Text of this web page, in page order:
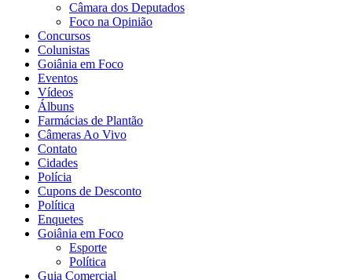
Câmara dos Deputados
Foco na Opinião
Concursos
Colunistas
Goiânia em Foco
Eventos
Vídeos
Álbuns
Farmácias de Plantão
Câmeras Ao Vivo
Contato
Cidades
Polícia
Cupons de Desconto
Política
Enquetes
Goiânia em Foco
Esporte
Política
Guia Comercial